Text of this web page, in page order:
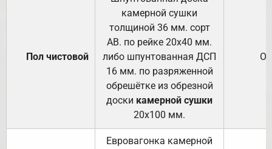
Пол чистовой
камерной сушки
толщиной 36 мм. сорт
АВ. по рейке 20х40 мм.
либо шпунтованная ДСП
16 мм. по разряженной
обрешётке из обрезной
доски камерной сушки
20х100 мм.
Евровагонка камерной